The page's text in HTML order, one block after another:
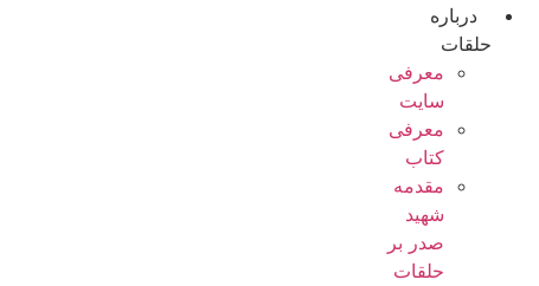
درباره
حلقات
معرفی
سایت
معرفی
کتاب
مقدمه
شهید
صدر بر
حلقات